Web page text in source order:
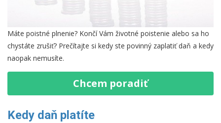
Máte poistné plnenie? Končí Vám životné poistenie alebo sa ho
chystáte zrušiť? Prečítajte si kedy ste povinný zaplatiť daň a kedy
naopak nemusíte.
Chcem poradiť
Kedy daň platíte